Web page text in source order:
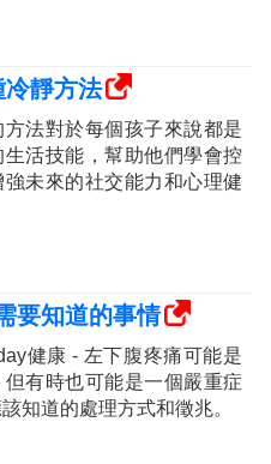
靜方法
法對於每個孩子來說都是
活技能，幫助他們學會控
未來的社交能力和心理健
要知道的事情
健康 - 左下腹疼痛可能是
有時也可能是一個嚴重症
知道的處理方式和徵兆。